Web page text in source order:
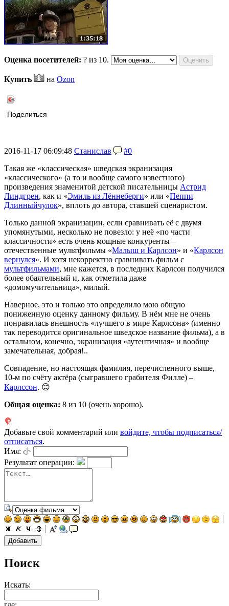
Оценка посетителей: ? из 10.
Купить наOzon
Поделиться
2016-11-17 06:09:48 Станислав
#0
Такая же «классическая» шведская экранизация
«классического» (а то и вообще самого известного)
произведения знаменитой детской писательницы Астрид
Линдгрен, как и «Эмиль из Лённеберги» или «Пеппи
Длинныйчулок», вплоть до автора, ставшей сценаристом.
Только данной экранизации, если сравнивать её с двумя
упомянутыми, несколько не повезло: у неё «по части
классичности» есть очень мощные конкуренты –
отечественные мультфильмы «Малыш и Карлсон» и «Карлсон
вернулся». И хотя некорректно сравнивать фильм с
мультфильмами, мне кажется, в последних Карлсон получился
более обаятельный и, как отметила даже
«домомучительница», милый.
Наверное, это и только это определило мою общую
пониженную оценку данному фильму. В нём мне не очень
понравилась внешность «лучшего в мире Карлсона» (именно
так переводится оригинальное шведское название фильма), а в
остальном, конечно, экранизация «аутентичная» и вообще
замечательная, добрая!..
Совпадение, но настоящая фамилия, перечисленного выше,
10-м по счёту актёра (сыгравшего грабителя Филле) –
Карлссон. 😊
Общая оценка: 8 из 10 (очень хорошо).
Добавьте свой комментарий или войдите, чтобы подписаться/
отписаться.
Имя:
Результат операции:
Поиск
Искать: